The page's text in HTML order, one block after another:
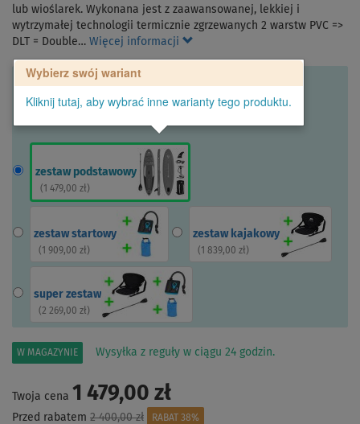
lub wioślarek. Wykonana jest z zaawansowanej, lekkiej i
wytrzymałej technologii termicznie zgrzewanych 2 warstw PVC =>
DLT = Double… Więcej informacji
Wybierz swój wariant
Kliknij tutaj, aby wybrać inne warianty tego produktu.
zestaw podstawowy
( 1 479,00 zł)
zestaw startowy
( 1 909,00 zł)
zestaw kajakowy
( 1 839,00 zł)
super zestaw
( 2 269,00 zł)
W MAGAZYNIE Wysyłka z reguły w ciągu 24 godzin.
Twoja cena 1 479,00 zł
Przed rabatem 2 400,00 zł
RABAT 38%